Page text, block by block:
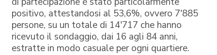
positivo, attestandosi al 53,6%, ovvero 7'885
persone, su un totale di 14'717 che hanno
ricevuto il sondaggio, dai 16 agli 84 anni,
estratte in modo casuale per ogni quartiere.